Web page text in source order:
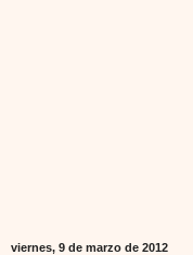
viernes, 9 de marzo de 2012